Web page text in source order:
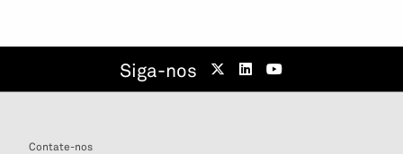
Siga-nos
Contate-nos